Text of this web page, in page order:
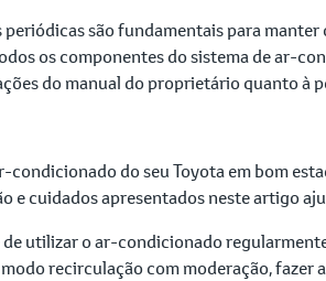
periódicas são fundamentais para
os componentes do sistema de ar-
do manual do proprietário quanto à
condicionado do seu Toyota em bom
e cuidados apresentados neste artigo
utilizar o ar-condicionado
recirculação com moderação, fazer